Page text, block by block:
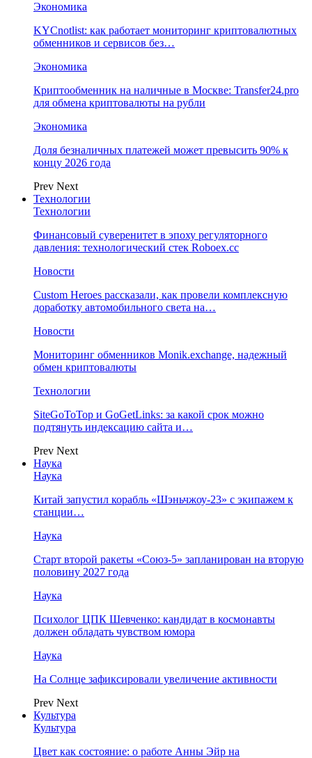
Экономика
KYCnotlist: как работает мониторинг криптовалютных
обменников и сервисов без…
Экономика
Криптообменник на наличные в Москве: Transfer24.pro
для обмена криптовалюты на рубли
Экономика
Доля безналичных платежей может превысить 90% к
концу 2026 года
Prev Next
Технологии
Технологии
Финансовый суверенитет в эпоху регуляторного
давления: технологический стек Roboex.cc
Новости
Custom Heroes рассказали, как провели комплексную
доработку автомобильного света на…
Новости
Мониторинг обменников Monik.exchange, надежный
обмен криптовалюты
Технологии
SiteGoToTop и GoGetLinks: за какой срок можно
подтянуть индексацию сайта и…
Prev Next
Наука
Наука
Китай запустил корабль «Шэньчжоу-23» с экипажем к
станции…
Наука
Старт второй ракеты «Союз-5» запланирован на вторую
половину 2027 года
Наука
Психолог ЦПК Шевченко: кандидат в космонавты
должен обладать чувством юмора
Наука
На Солнце зафиксировали увеличение активности
Prev Next
Культура
Культура
Цвет как состояние: о работе Анны Эйр на